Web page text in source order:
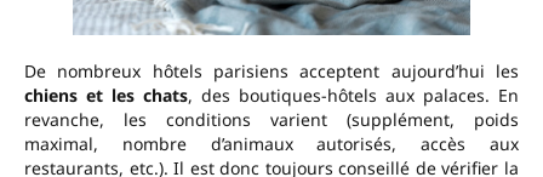
De nombreux hôtels parisiens acceptent aujourd’hui les
chiens et les chats, des boutiques-hôtels aux palaces. En
revanche, les conditions varient (supplément, poids
maximal, nombre d’animaux autorisés, accès aux
restaurants, etc.). Il est donc toujours conseillé de vérifier la